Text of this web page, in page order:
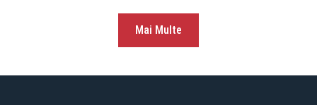
Mai Multe